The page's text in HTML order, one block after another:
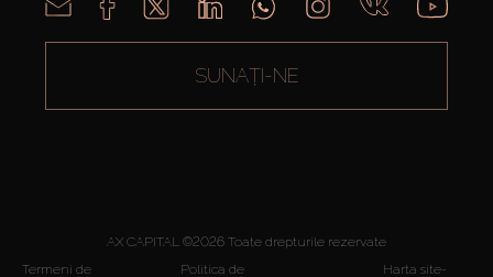
SUNAȚI-NE
AX CAPITAL ©2026 Toate drepturile rezervate
Termeni de
Politica de Harta site-